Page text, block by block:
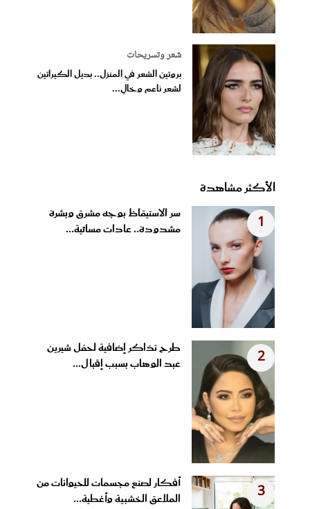
شعر وتسريحات
بروتين الشعر في المنزل.. بديل الكيراتين
لشعر ناعم وخالٍ...
الأكثر مشاهدة
1
سر الاستيقاظ بوجه مشرق وبشرة
مشدودة.. عادات مسائية...
2
طرح تذاكر إضافية لحفل شيرين
عبد الوهاب بسبب إقبال...
3
أفكار لصنع مجسمات للحيوانات من
الملاعق الخشبية وأغطية...